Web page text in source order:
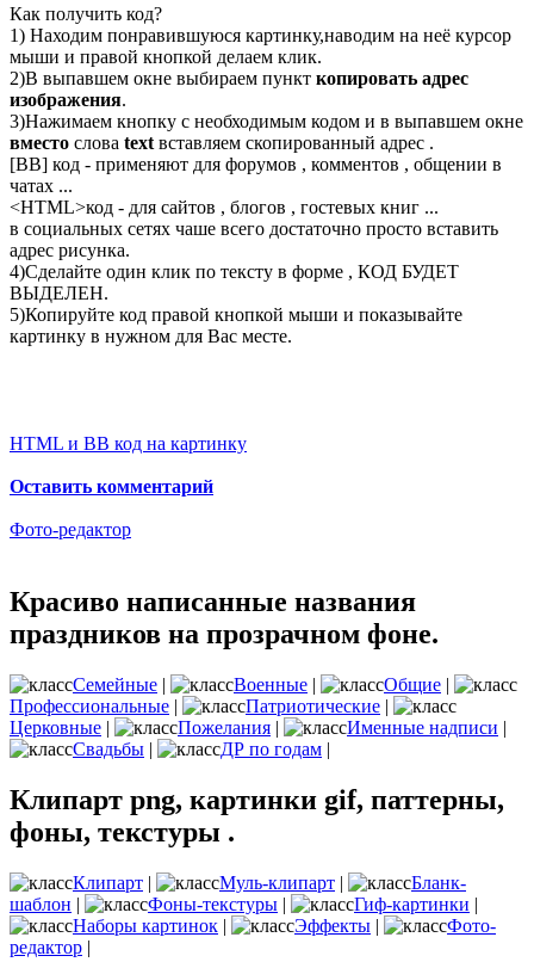
Как получить код?
1) Находим понравившуюся картинку,наводим на неё курсор
мыши и правой кнопкой делаем клик.
2)В выпавшем окне выбираем пункт копировать адрес
изображения.
3)Нажимаем кнопку с необходимым кодом и в выпавшем окне
вместо слова text вставляем скопированный адрес .
[BB] код - применяют для форумов , комментов , общении в
чатах ...
<HTML>код - для сайтов , блогов , гостевых книг ...
в социальных сетях чаше всего достаточно просто вставить
адрес рисунка.
4)Сделайте один клик по тексту в форме , КОД БУДЕТ
ВЫДЕЛЕН.
5)Копируйте код правой кнопкой мыши и показывайте
картинку в нужном для Вас месте.
HTML и BB код на картинку
Оставить комментарий
Фото-редактор
Красиво написанные названия
праздников на прозрачном фоне.
Семейные | Военные | Общие |
Профессиональные | Патриотические |
Церковные | Пожелания | Именные надписи |
Свадьбы | ДР по годам |
Клипарт png, картинки gif, паттерны,
фоны, текстуры .
Клипарт | Муль-клипарт |
Бланк-
шаблон | Фоны-текстуры | Гиф-картинки |
Наборы картинок | Эффекты |
Фото-
редактор |